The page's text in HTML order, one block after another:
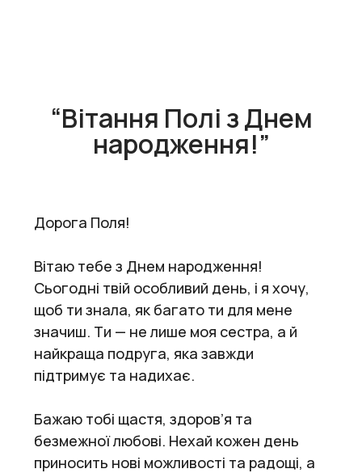
“Вітання Полі з Днем
народження!”
Дорога Поля!
Вітаю тебе з Днем народження!
Сьогодні твій особливий день, і я хочу,
щоб ти знала, як багато ти для мене
значиш. Ти — не лише моя сестра, а й
найкраща подруга, яка завжди
підтримує та надихає.
Бажаю тобі щастя, здоров’я та
безмежної любові. Нехай кожен день
приносить нові можливості та радощі, а